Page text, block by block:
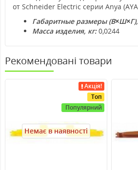
от Schneider Electric серии Anya
Габаритные размеры
Масса изделия, кг:0,0244
Рекомендовані товари
Акція!
Топ
Популярний
Немає в наявності